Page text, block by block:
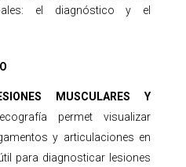
el diagnóstico y el
MUSCULARES Y
permet visualizar
y articulaciones en
para diagnosticar lesiones